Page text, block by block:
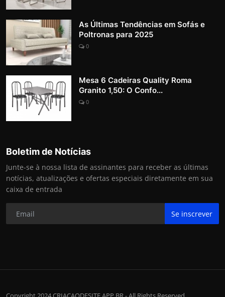
As Últimas Tendências em Sofás e
Poltronas para 2025
0
Mesa 6 Cadeiras Quality Roma
Granito 1,50: O Confo...
0
Boletim de Notícias
Junte-se à nossa lista de assinantes para receber as últimas
notícias, atualizações e ofertas especiais diretamente em sua
caixa de entrada
Se inscrever